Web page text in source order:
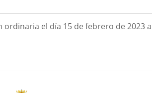
externa.externa.
ordinaria el día 15 de febrero de 2023 a